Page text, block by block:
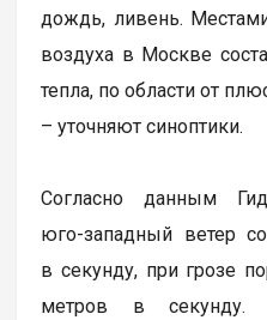
дождь, ливень.
воздуха в Москве
тепла, по области от
– уточняют синоптики.
Согласно данным
юго-западный ветер
в секунду, при грозе
метров в секунду.